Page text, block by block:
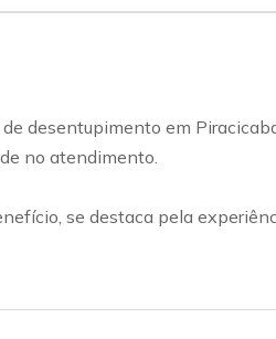
desentupimento em
no atendimento.
se destaca pela